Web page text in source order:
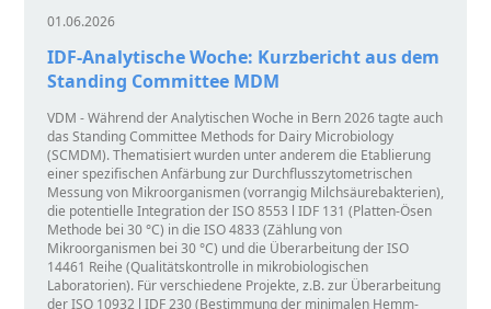
01.06.2026
IDF-Analytische Woche: Kurzbericht aus dem
Standing Committee MDM
VDM - Während der Analytischen Woche in Bern 2026 tagte auch
das Standing Committee Methods for Dairy Microbiology
(SCMDM). Thematisiert wurden unter anderem die Etablierung
einer spezifischen Anfärbung zur Durchflusszytometrischen
Messung von Mikroorganismen (vorrangig Milchsäurebakterien),
die potentielle Integration der ISO 8553 l IDF 131 (Platten-Ösen
Methode bei 30 °C) in die ISO 4833 (Zählung von
Mikroorganismen bei 30 °C) und die Überarbeitung der ISO
14461 Reihe (Qualitätskontrolle in mikrobiologischen
Laboratorien). Für verschiedene Projekte, z.B. zur Überarbeitung
der ISO 10932 l IDF 230 (Bestimmung der minimalen Hemm-